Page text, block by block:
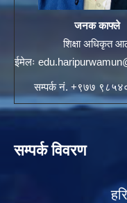
जनक काफ्ले
शिक्षा अधिकृत
ईमेलः
सम्पर्क नं. +९७७
सम्पर्क विवरण